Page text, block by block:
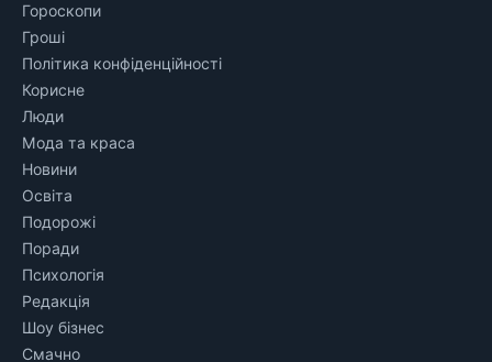
Гороскопи
Гроші
Політика конфіденційності
Корисне
Люди
Мода та краса
Новини
Освіта
Подорожі
Поради
Психологія
Редакція
Шоу бізнес
Смачно